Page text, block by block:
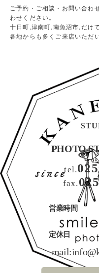
ご予約・ご相談・お問い合わ
わせください。
十日町,津南町,南魚沼市,だけ
各地からも多くご来店いただ
PHOTO
tel.
fax.
営業時間
定休日
mail: